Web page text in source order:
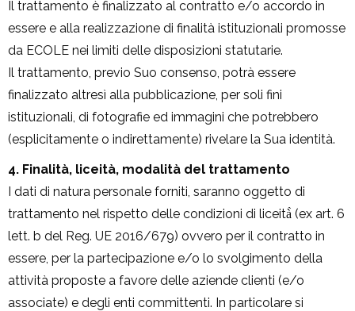
Il trattamento è finalizzato al contratto e/o accordo in
essere e alla realizzazione di finalità istituzionali promosse
da ECOLE nei limiti delle disposizioni statutarie.
Il trattamento, previo Suo consenso, potrà essere
finalizzato altresì alla pubblicazione, per soli fini
istituzionali, di fotografie ed immagini che potrebbero
(esplicitamente o indirettamente) rivelare la Sua identità.
4. Finalità, liceità, modalità del trattamento
I dati di natura personale forniti, saranno oggetto di
trattamento nel rispetto delle condizioni di liceità̀ (ex art. 6
lett. b del Reg. UE 2016/679) ovvero per il contratto in
essere, per la partecipazione e/o lo svolgimento della
attività proposte a favore delle aziende clienti (e/o
associate) e degli enti committenti. In particolare si